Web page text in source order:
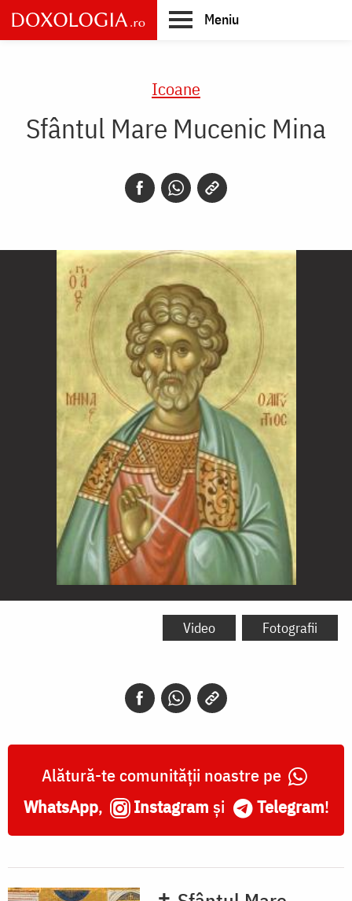
Skip
to
main
Meniu
Icoane
Sfântul Mare Mucenic Mina
Sfântul
Video Fotografii
Alătură-te comunității noastre pe
WhatsApp, Instagram și Telegram!